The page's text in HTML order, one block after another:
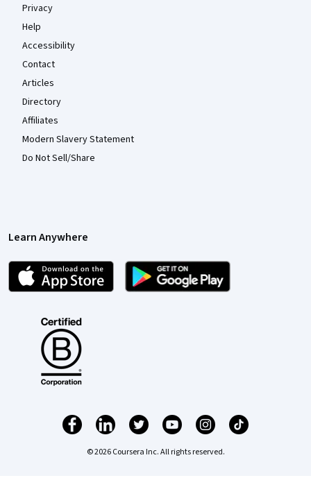
Privacy
Help
Accessibility
Contact
Articles
Directory
Affiliates
Modern Slavery Statement
Do Not Sell/Share
Learn Anywhere
© 2026 Coursera Inc. All rights reserved.